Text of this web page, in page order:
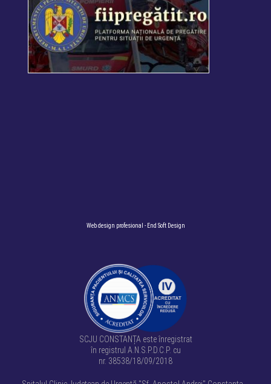
Web design profesional - End Soft Design
SCJU CONSTANȚA este înregistrat
în registrul A.N.S.P.D.C.P. cu
nr. 38538/18/09/2018